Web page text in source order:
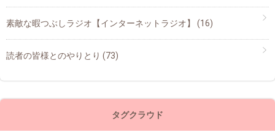
素敵な暇つぶしラジオ【インターネットラジオ】 (16)
読者の皆様とのやりとり (73)
タグクラウド